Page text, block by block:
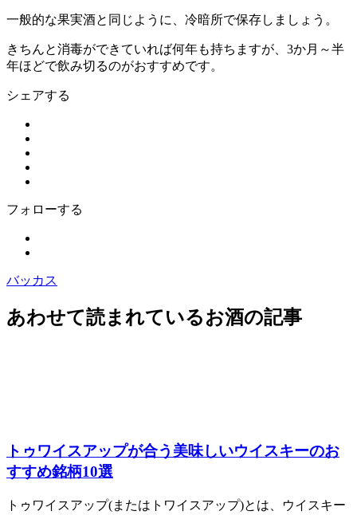
一般的な果実酒と同じように、冷暗所で保存しましょう。
きちんと消毒ができていれば何年も持ちますが、3か月～半
年ほどで飲み切るのがおすすめです。
シェアする
フォローする
バッカス
あわせて読まれているお酒の記事
トゥワイスアップが合う美味しいウイスキーのお
すすめ銘柄10選
トゥワイスアップ(またはトワイスアップ)とは、ウイスキー